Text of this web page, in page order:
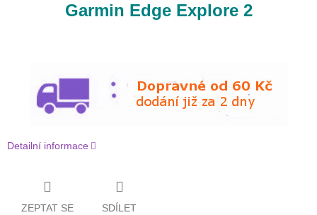
Garmin Edge Explore 2
Detailní informace
ZEPTAT SE SDÍLET